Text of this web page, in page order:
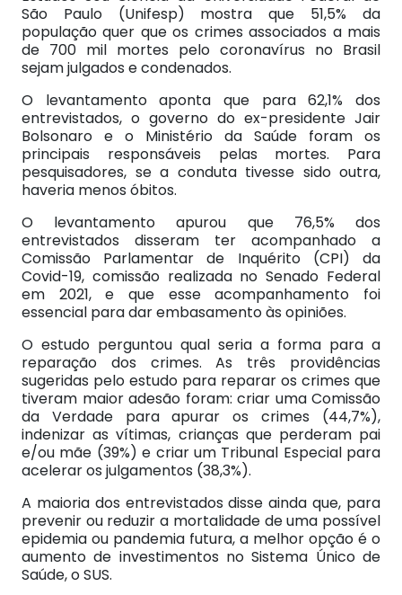
São Paulo (Unifesp) mostra que 51,5% da
população quer que os crimes associados a mais
de 700 mil mortes pelo coronavírus no Brasil
sejam julgados e condenados.
O levantamento aponta que para 62,1% dos
entrevistados, o governo do ex-presidente Jair
Bolsonaro e o Ministério da Saúde foram os
principais responsáveis pelas mortes. Para
pesquisadores, se a conduta tivesse sido outra,
haveria menos óbitos.
O levantamento apurou que 76,5% dos
entrevistados disseram ter acompanhado a
Comissão Parlamentar de Inquérito (CPI) da
Covid-19, comissão realizada no Senado Federal
em 2021, e que esse acompanhamento foi
essencial para dar embasamento às opiniões.
O estudo perguntou qual seria a forma para a
reparação dos crimes. As três providências
sugeridas pelo estudo para reparar os crimes que
tiveram maior adesão foram: criar uma Comissão
da Verdade para apurar os crimes (44,7%),
indenizar as vítimas, crianças que perderam pai
e/ou mãe (39%) e criar um Tribunal Especial para
acelerar os julgamentos (38,3%).
A maioria dos entrevistados disse ainda que, para
prevenir ou reduzir a mortalidade de uma possível
epidemia ou pandemia futura, a melhor opção é o
aumento de investimentos no Sistema Único de
Saúde, o SUS.